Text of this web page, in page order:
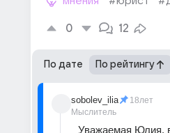
0 12
По дате По рейтингу
sobolev_ilia
Мыслитель
18лет
Уважаемая Юлия,